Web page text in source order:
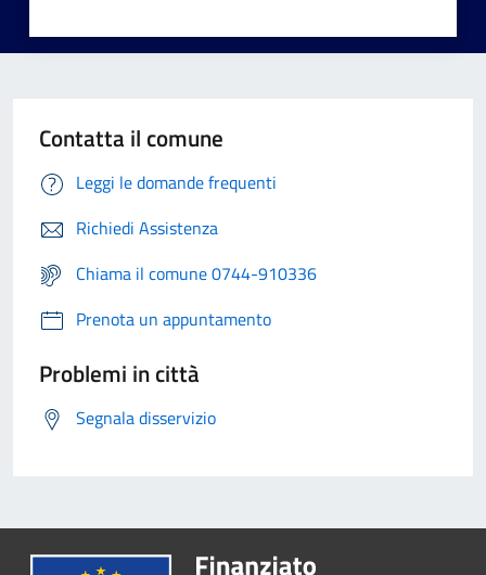
Contatta il comune
Leggi le domande frequenti
Richiedi Assistenza
Chiama il comune 0744-910336
Prenota un appuntamento
Problemi in città
Segnala disservizio